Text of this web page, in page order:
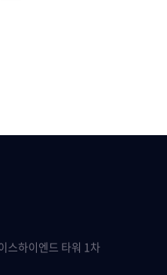
스하이엔드 타워 1차